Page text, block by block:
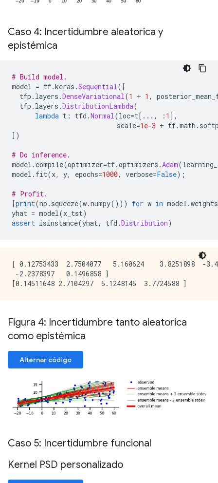
Caso 4: Incertidumbre aleatorica y
epistémica
# Build model.
model = tf.keras .Sequential([
tfp . layers .DenseVariational(1 + 1 ,
tfp . layers .DistributionLambda(
lambda t : tfd .Normal(loc=t [..., : 1 ],
scale=1e-3 + tf.math .
])
# Do inference.
model .compile(optimizer=tf.optimizers .Adam(
model . fit(x, y, epochs=1000, verbose=False);
# Profit.
[print(np . squeeze(w.numpy())) for w in model .weights
yhat = model(x_tst)
assert isinstance(yhat, tfd .Distribution)
[ 0.12753433  2.7504077   5.160624    3.8251898  -
-2.2378397   0.1496858 ]
Figura 4: Incertidumbre tanto aleatorica
como epistémica
Alternar código
Caso 5: Incertidumbre funcional
Kernel PSD personalizado